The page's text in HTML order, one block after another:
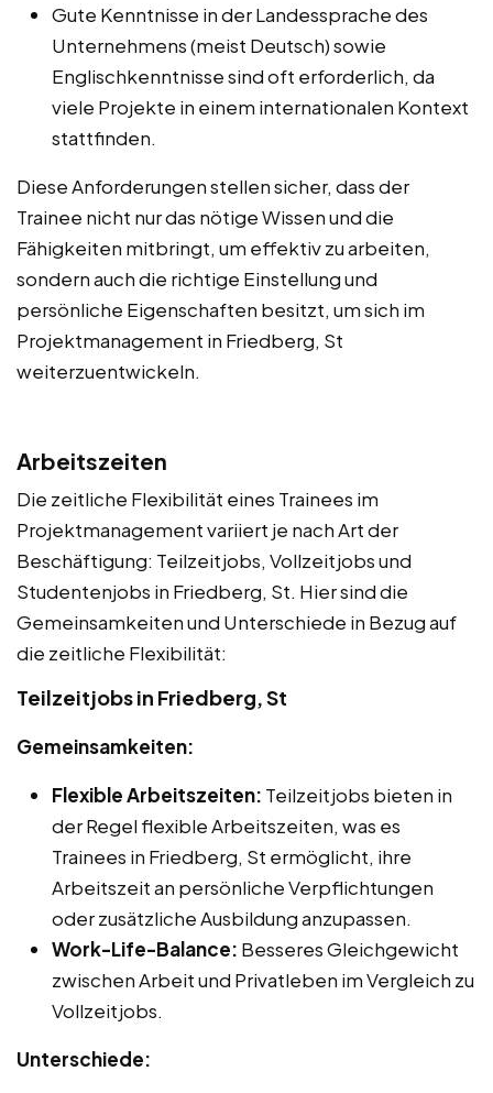
Gute Kenntnisse in der Landessprache des
Unternehmens (meist Deutsch) sowie
Englischkenntnisse sind oft erforderlich, da
viele Projekte in einem internationalen Kontext
stattfinden.
Diese Anforderungen stellen sicher, dass der
Trainee nicht nur das nötige Wissen und die
Fähigkeiten mitbringt, um effektiv zu arbeiten,
sondern auch die richtige Einstellung und
persönliche Eigenschaften besitzt, um sich im
Projektmanagement in Friedberg, St
weiterzuentwickeln.
Arbeitszeiten
Die zeitliche Flexibilität eines Trainees im
Projektmanagement variiert je nach Art der
Beschäftigung: Teilzeitjobs, Vollzeitjobs und
Studentenjobs in Friedberg, St. Hier sind die
Gemeinsamkeiten und Unterschiede in Bezug auf
die zeitliche Flexibilität:
Teilzeitjobs in Friedberg, St
Gemeinsamkeiten:
Flexible Arbeitszeiten: Teilzeitjobs bieten in
der Regel flexible Arbeitszeiten, was es
Trainees in Friedberg, St ermöglicht, ihre
Arbeitszeit an persönliche Verpflichtungen
oder zusätzliche Ausbildung anzupassen.
Work-Life-Balance: Besseres Gleichgewicht
zwischen Arbeit und Privatleben im Vergleich zu
Vollzeitjobs.
Unterschiede: